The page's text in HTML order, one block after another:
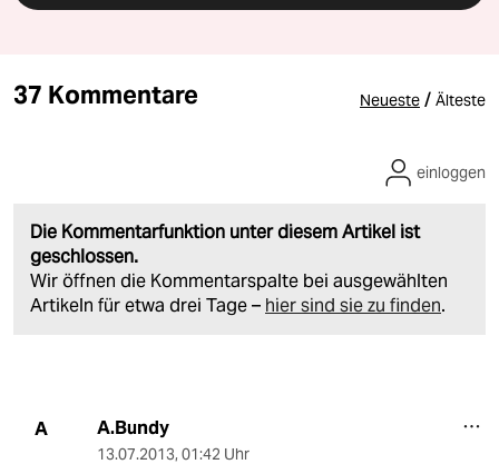
37 Kommentare Neueste / Älteste
Die Kommentarfunktion unter diesem Artikel ist
geschlossen.
Wir öffnen die Kommentarspalte bei ausgewählten
Artikeln für etwa drei Tage – hier sind sie zu finden.
einloggen
A A.Bundy
13.07.2013, 01:42 Uhr